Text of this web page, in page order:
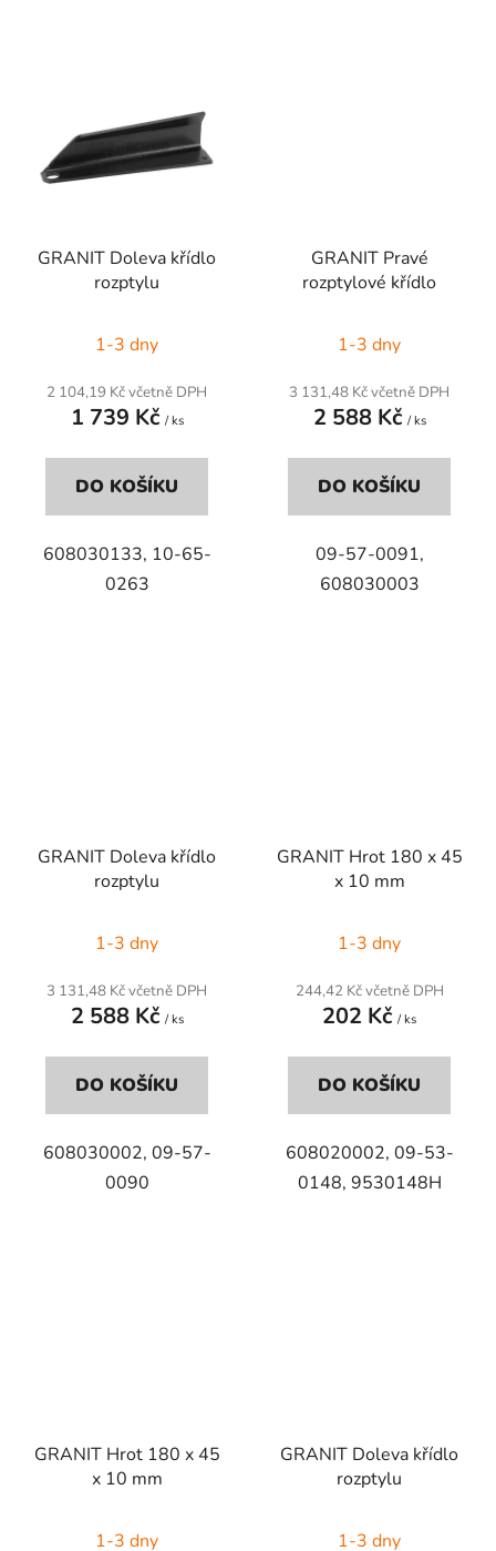
GRANIT Doleva křídlo
rozptylu
1-3 dny
2 104,19 Kč včetně DPH
1 739 Kč / ks
DO KOŠÍKU
608030133, 10-65-
0263
GRANIT Pravé
rozptylové křídlo
1-3 dny
3 131,48 Kč včetně DPH
2 588 Kč / ks
DO KOŠÍKU
09-57-0091,
608030003
GRANIT Doleva křídlo
rozptylu
1-3 dny
3 131,48 Kč včetně DPH
2 588 Kč / ks
DO KOŠÍKU
608030002, 09-57-
0090
GRANIT Hrot 180 x 45
x 10 mm
1-3 dny
244,42 Kč včetně DPH
202 Kč / ks
DO KOŠÍKU
608020002, 09-53-
0148, 9530148H
GRANIT Hrot 180 x 45
x 10 mm
1-3 dny
GRANIT Doleva křídlo
rozptylu
1-3 dny